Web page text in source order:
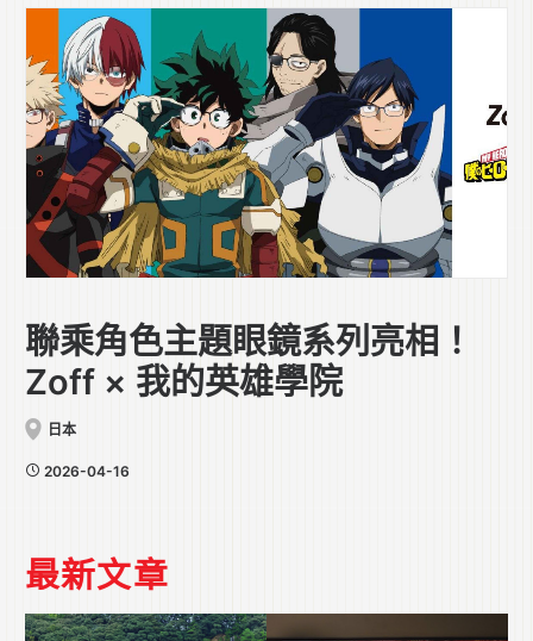
聯乘角色主題眼鏡系列亮相！
Zoff × 我的英雄學院
日本
2026-04-16
最新文章